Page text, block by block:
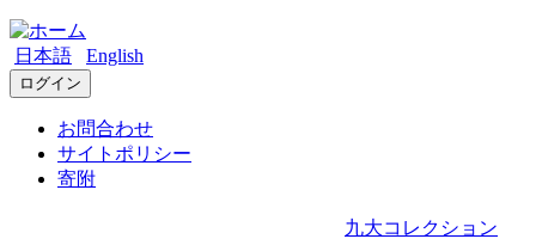
日本語 English
ログイン
お問合わせ
サイトポリシー
寄附
九大コレクション